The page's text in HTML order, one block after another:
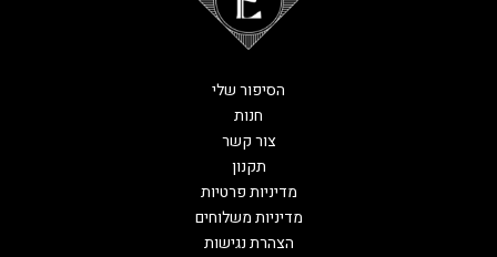
הסיפור שלי
חנות
צור קשר
תקנון
מדיניות פרטיות
מדיניות משלוחים
הצהרת נגישות